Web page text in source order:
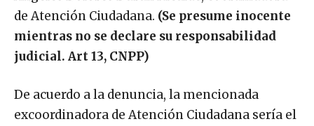
de Atención Ciudadana. (Se presume inocente
mientras no se declare su responsabilidad
judicial. Art 13, CNPP)
De acuerdo a la denuncia, la mencionada
excoordinadora de Atención Ciudadana sería el